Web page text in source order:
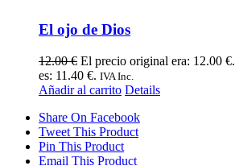
El ojo de Dios
12.00€ El precio original era: 12.00 €.
es: 11.40 €. IVA Inc.
Añadir al carrito Details
Share On Facebook
Tweet This Product
Pin This Product
Email This Product